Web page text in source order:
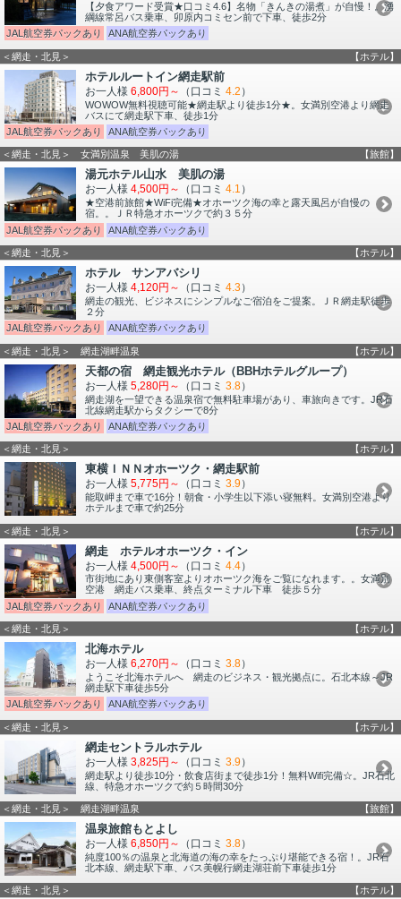
【夕食アワード受賞★口コミ4.6】名物「きんきの湯煮」が自慢！。湧
綱線常呂バス乗車、卯原内コミセン前で下車、徒歩2分
JAL航空券パックあり
ANA航空券パックあり
＜網走・北見＞ 【ホテル】
ホテルルートイン網走駅前
お一人様 6,800円～ （口コミ 4.2 ）
WOWOW無料視聴可能★網走駅より徒歩1分★。女満別空港より網走
バスにて網走駅下車、徒歩1分
JAL航空券パックあり
ANA航空券パックあり
＜網走・北見＞ 女満別温泉 美肌の湯 【旅館】
湯元ホテル山水 美肌の湯
お一人様 4,500円～ （口コミ 4.1 ）
★空港前旅館★WiFi完備★オホーツク海の幸と露天風呂が自慢の
宿。。ＪＲ特急オホーツクで約３５分
JAL航空券パックあり
ANA航空券パックあり
＜網走・北見＞ 【ホテル】
ホテル サンアバシリ
お一人様 4,120円～ （口コミ 4.3）
網走の観光、ビジネスにシンプルなご宿泊をご提案。ＪＲ網走駅徒歩
２分
JAL航空券パックあり
ANA航空券パックあり
＜網走・北見＞ 網走湖畔温泉 【ホテル】
天都の宿 網走観光ホテル（BBHホテルグループ）
お一人様 5,280円～ （口コミ 3.8）
網走湖を一望できる温泉宿で無料駐車場があり、車旅向きです。JR石
北線網走駅からタクシーで8分
JAL航空券パックあり
ANA航空券パックあり
＜網走・北見＞ 【ホテル】
東横ＩＮＮオホーツク・網走駅前
お一人様 5,775円～ （口コミ 3.9）
能取岬まで車で16分！朝食・小学生以下添い寝無料。女満別空港より
ホテルまで車で約25分
＜網走・北見＞ 【ホテル】
網走 ホテルオホーツク・イン
お一人様 4,500円～ （口コミ 4.4）
市街地にあり東側客室よりオホーツク海をご覧になれます。。女満別
空港 網走バス乗車、終点ターミナル下車 徒歩５分
JAL航空券パックあり
ANA航空券パックあり
＜網走・北見＞ 【ホテル】
北海ホテル
お一人様 6,270円～ （口コミ 3.8）
ようこそ北海ホテルへ 網走のビジネス・観光拠点に。石北本線～JR
網走駅下車徒歩5分
JAL航空券パックあり
ANA航空券パックあり
＜網走・北見＞ 【ホテル】
網走セントラルホテル
お一人様 3,825円～ （口コミ 3.9）
網走駅より徒歩10分・飲食店街まで徒歩1分！無料Wifi完備☆。JR石北
線、特急オホーツクで約５時間30分
＜網走・北見＞ 網走湖畔温泉 【旅館】
温泉旅館もとよし
お一人様 6,850円～ （口コミ 3.8）
純度100％の温泉と北海道の海の幸をたっぷり堪能できる宿！。JR石
北本線、網走駅下車、バス美幌行網走湖荘前下車徒歩1分
＜網走・北見＞ 【ホテル】